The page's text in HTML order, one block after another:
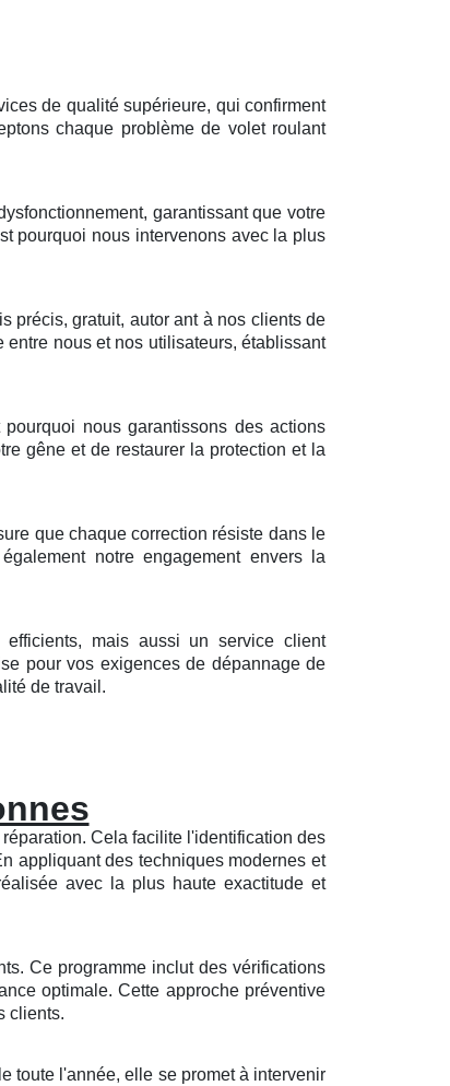
de qualité supérieure, qui confirment
chaque problème de volet roulant
garantissant que votre
pourquoi nous intervenons avec la plus
précis, gratuit, autor ant à nos clients de
nous et nos utilisateurs, établissant
nous garantissons des actions
gêne et de restaurer la protection et la
que chaque correction résiste dans le
notre engagement envers la
efficients, mais aussi un service client
pour vos exigences de dépannage de
de travail.
Cela facilite l'identification des
appliquant des techniques modernes et
avec la plus haute exactitude et
Ce programme inclut des vérifications
optimale. Cette approche préventive
clients.
toute l'année, elle se promet à intervenir